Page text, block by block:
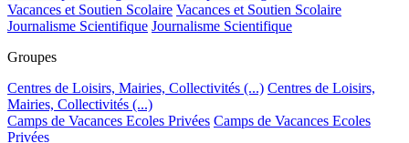
Vacances et Soutien Scolaire Vacances et Soutien Scolaire
Journalisme Scientifique Journalisme Scientifique
Groupes
Centres de Loisirs, Mairies, Collectivités (...) Centres de Loisirs,
Mairies, Collectivités (...)
Camps de Vacances Ecoles Privées Camps de Vacances Ecoles
Privées